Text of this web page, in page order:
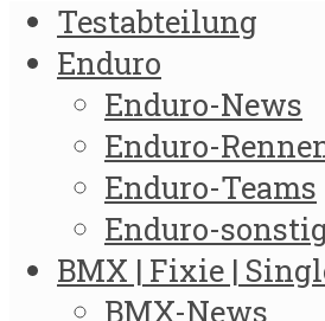
Testabteilung
Enduro
Enduro-News
Enduro-
Enduro-Teams
Enduro-
BMX | Fixie |
BMX-News